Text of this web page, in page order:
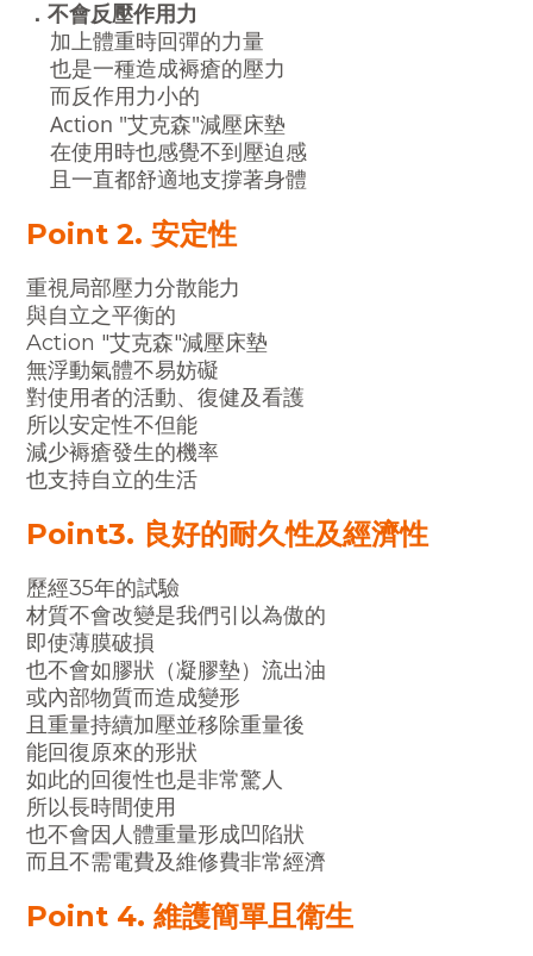
．不會反壓作用力
加上體重時回彈的力量
也是一種造成褥瘡的壓力
而反作用力小的
Action "艾克森"減壓床墊
在使用時也感覺不到壓迫感
且一直都舒適地支撐著身體
Point 2. 安定性
重視局部壓力分散能力
與自立之平衡的
Action "艾克森"減壓床墊
無浮動氣體不易妨礙
對使用者的活動、復健及看護
所以安定性不但能
減少褥瘡發生的機率
也支持自立的生活
Point3. 良好的耐久性及經濟性
歷經35年的試驗
材質不會改變是我們引以為傲的
即使薄膜破損
也不會如膠狀（凝膠墊）流出油
或內部物質而造成變形
且重量持續加壓並移除重量後
能回復原來的形狀
如此的回復性也是非常驚人
所以長時間使用
也不會因人體重量形成凹陷狀
而且不需電費及維修費非常經濟
Point 4. 維護簡單且衛生